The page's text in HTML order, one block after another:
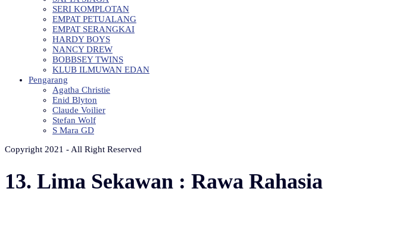
SERI KOMPLOTAN
EMPAT PETUALANG
EMPAT SERANGKAI
HARDY BOYS
NANCY DREW
BOBBSEY TWINS
KLUB ILMUWAN EDAN
Pengarang
Agatha Christie
Enid Blyton
Claude Voilier
Stefan Wolf
S Mara GD
Copyright 2021 - All Right Reserved
13. Lima Sekawan : Rawa Rahasia